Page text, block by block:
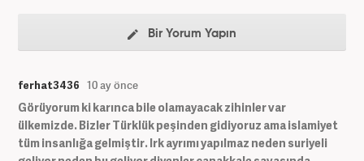
Bir Yorum Yapın
ferhat3436 10 ay önce
Görüyorum ki karınca bile olamayacak zihinler var
ülkemizde. Bizler Türklük peşinden gidiyoruz ama islamiyet
tüm insanlığa gelmiştir. Irk ayrımı yapılmaz neden suriyeli